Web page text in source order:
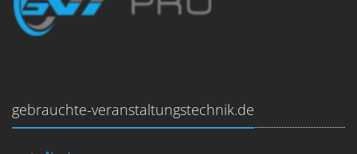
gebrauchte-veranstaltungstechnik.de